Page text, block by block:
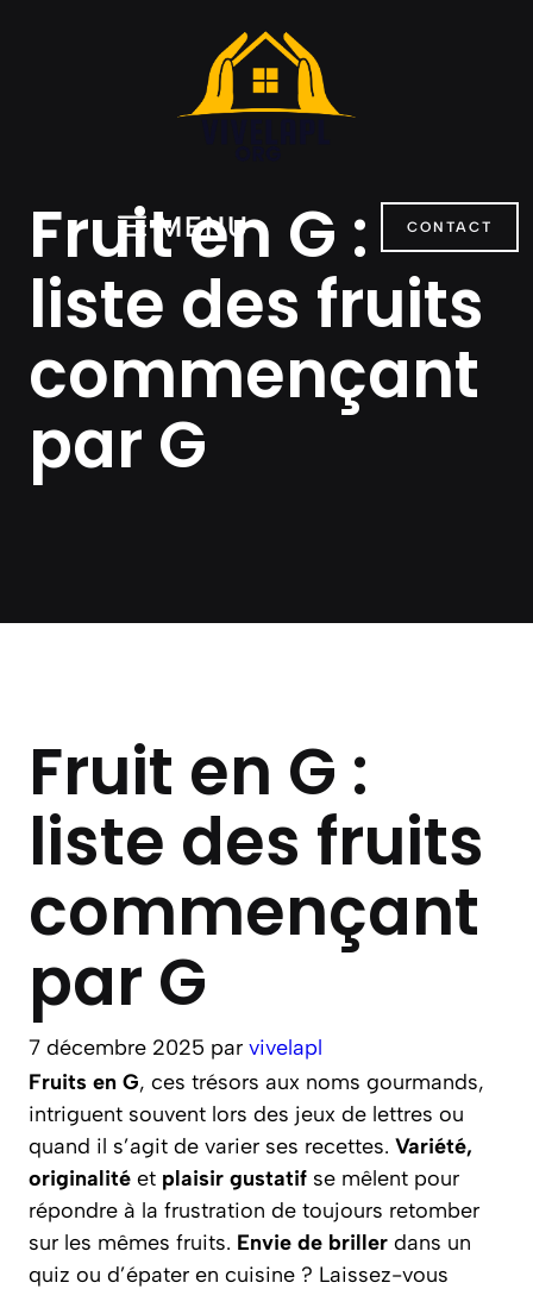
MENU CONTACT
Fruit en G :
liste des fruits
commençant
par G
Fruit en G :
liste des fruits
commençant
par G
7 décembre 2025 par vivelapl
Fruits en G, ces trésors aux noms gourmands,
intriguent souvent lors des jeux de lettres ou
quand il s’agit de varier ses recettes. Variété,
originalité et plaisir gustatif se mêlent pour
répondre à la frustration de toujours retomber
sur les mêmes fruits. Envie de briller dans un
quiz ou d’épater en cuisine ? Laissez-vous